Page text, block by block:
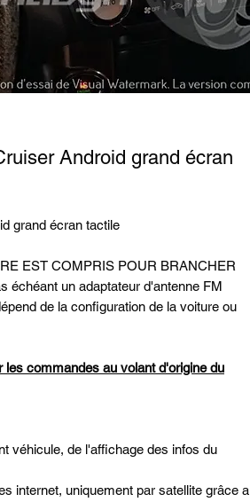
Android grand écran
grand écran tactile
EST COMPRIS POUR BRANCHER
échéant un adaptateur d'antenne FM
de la configuration de la voiture ou
commandes au volant d'origine du
véhicule, de l'affichage des infos du
internet, uniquement par satellite grâce a